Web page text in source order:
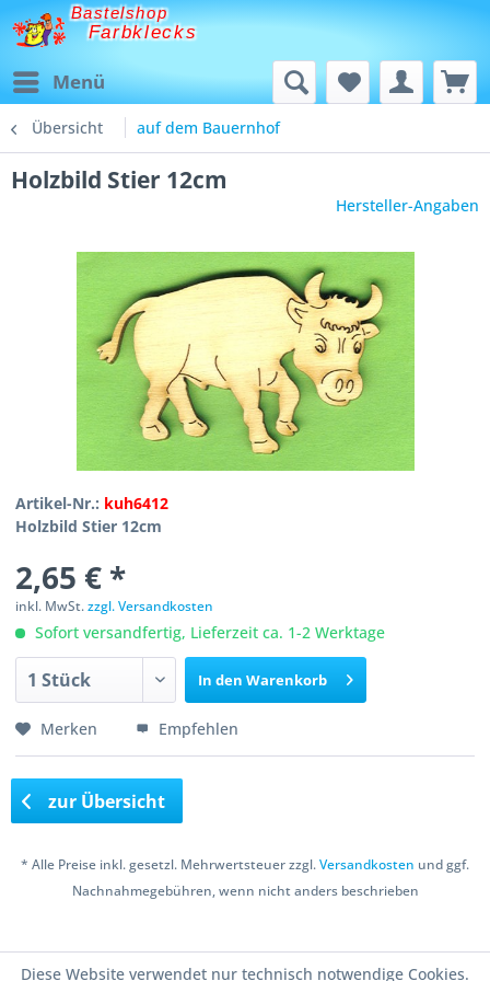
Bastelshop
Farbklecks
Menü
Übersicht auf dem Bauernhof
Holzbild Stier 12cm
Hersteller-Angaben
Artikel-Nr.: kuh6412
Holzbild Stier 12cm
2,65 € *
inkl. MwSt.zzgl. Versandkosten
Sofort versandfertig, Lieferzeit ca. 1-2 Werktage
In den Warenkorb
Merken Empfehlen
zur Übersicht
* Alle Preise inkl. gesetzl. Mehrwertsteuer zzgl.Versandkosten und ggf.
Nachnahmegebühren, wenn nicht anders beschrieben
Diese Website verwendet nur technisch notwendige Cookies.